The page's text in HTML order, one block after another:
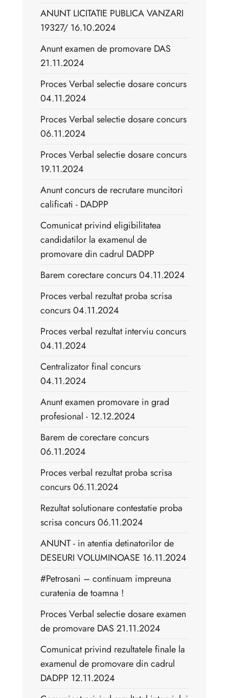
ANUNT LICITATIE PUBLICA VANZARI
19327/ 16.10.2024
Anunt examen de promovare DAS
21.11.2024
Proces Verbal selectie dosare concurs
04.11.2024
Proces Verbal selectie dosare concurs
06.11.2024
Proces Verbal selectie dosare concurs
19.11.2024
Anunt concurs de recrutare muncitori
calificati - DADPP
Comunicat privind eligibilitatea
candidatilor la examenul de
promovare din cadrul DADPP
Barem corectare concurs 04.11.2024
Proces verbal rezultat proba scrisa
concurs 04.11.2024
Proces verbal rezultat interviu concurs
04.11.2024
Centralizator final concurs
04.11.2024
Anunt examen promovare in grad
profesional - 12.12.2024
Barem de corectare concurs
06.11.2024
Proces verbal rezultat proba scrisa
concurs 06.11.2024
Rezultat solutionare contestatie proba
scrisa concurs 06.11.2024
ANUNT - in atentia detinatorilor de
DESEURI VOLUMINOASE 16.11.2024
#Petrosani – continuam impreuna
curatenia de toamna !
Proces Verbal selectie dosare examen
de promovare DAS 21.11.2024
Comunicat privind rezultatele finale la
examenul de promovare din cadrul
DADPP 12.11.2024